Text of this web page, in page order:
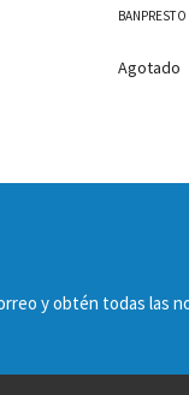
BANPRESTO
Agotado
y obtén todas las